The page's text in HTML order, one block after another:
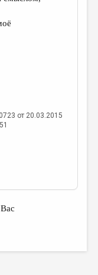
от 20.03.2015